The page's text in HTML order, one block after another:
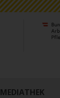
MEDIATHEK